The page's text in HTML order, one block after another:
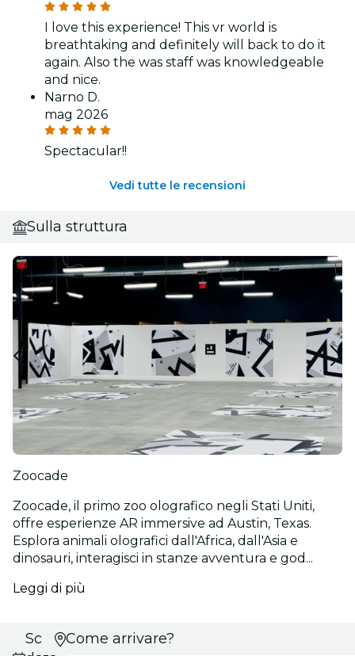
I love this experience! This vr world is
breathtaking and definitely will back to do it
again. Also the was staff was knowledgeable
and nice.
Narno D.
mag 2026
Spectacular!!
Vedi tutte le recensioni
Sulla struttura
Zoocade
Zoocade, il primo zoo olografico negli Stati Uniti,
offre esperienze AR immersive ad Austin, Texas.
Esplora animali olografici dall'Africa, dall'Asia e
dinosauri, interagisci in stanze avventura e god...
Leggi di più
ScegliCome arrivare?